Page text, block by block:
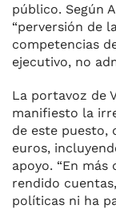
público. Según
“perversión de
competencias
ejecutivo, no
La portavoz de
manifiesto la
de este puesto,
euros,
apoyo. “En
rendido
políticas ni ha